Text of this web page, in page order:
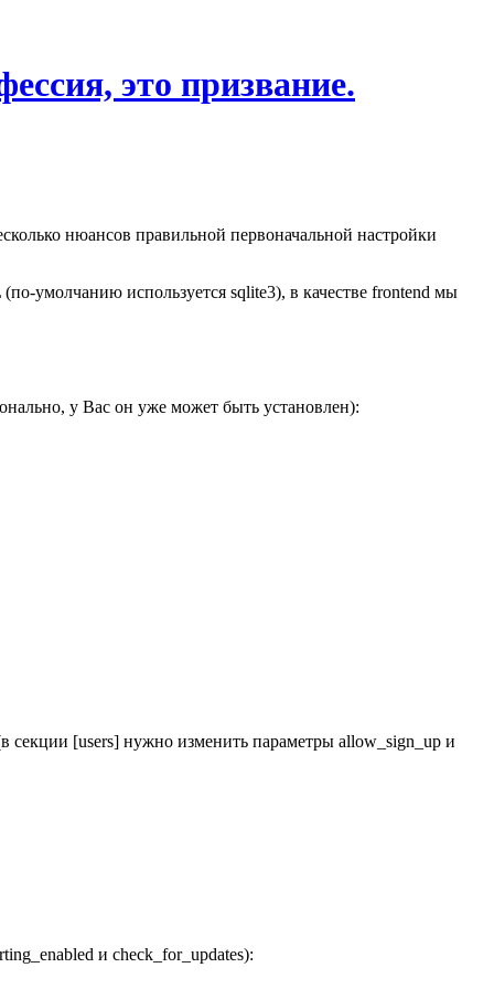
это призвание.
нюансов правильной первоначальной настройки
умолчанию используется sqlite3), в качестве frontend мы
у Вас он уже может быть установлен):
секции [users] нужно изменить параметры allow_sign_up и
и check_for_updates):